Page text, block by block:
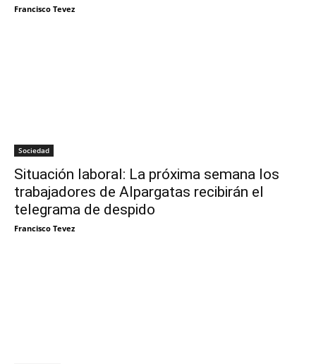
Francisco Tevez
Sociedad
Situación laboral: La próxima semana los
trabajadores de Alpargatas recibirán el
telegrama de despido
Francisco Tevez